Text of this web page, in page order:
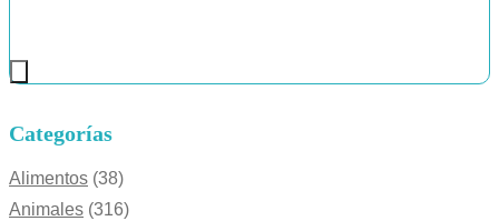
Categorías
Alimentos (38)
Animales (316)